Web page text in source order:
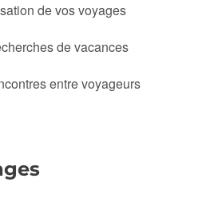
de vos voyages
de vacances
entre voyageurs